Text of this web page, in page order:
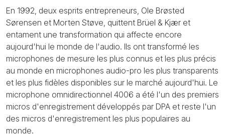
En 1992, deux esprits entrepreneurs, Ole Brøsted
Sørensen et Morten Støve, quittent Brüel & Kjær et
entament une transformation qui affecte encore
aujourd'hui le monde de l'audio. Ils ont transformé les
microphones de mesure les plus connus et les plus précis
au monde en microphones audio-pro les plus transparents
et les plus fidèles disponibles sur le marché aujourd'hui. Le
microphone omnidirectionnel 4006 a été l'un des premiers
micros d'enregistrement développés par DPA et reste l'un
des micros d'enregistrement les plus populaires au
monde.